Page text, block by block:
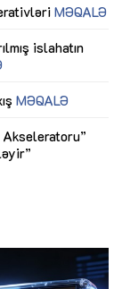
MƏQALƏ
islahatın
MƏQALƏ